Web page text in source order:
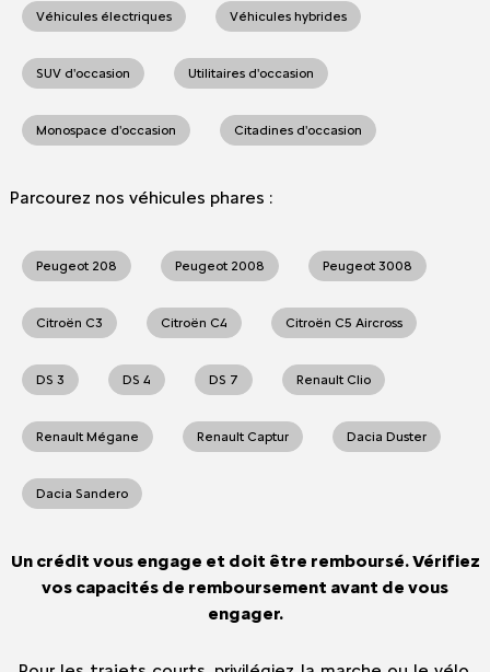
Véhicules électriques Véhicules hybrides
SUV d'occasion Utilitaires d'occasion
Monospace d'occasion Citadines d'occasion
Parcourez nos véhicules phares :
Peugeot 208 Peugeot 2008 Peugeot 3008
Citroën C3 Citroën C4 Citroën C5 Aircross
DS 3 DS 4 DS 7 Renault Clio
Renault Mégane Renault Captur Dacia Duster
Dacia Sandero
Un crédit vous engage et doit être remboursé. Vérifiez
vos capacités de remboursement avant de vous
engager.